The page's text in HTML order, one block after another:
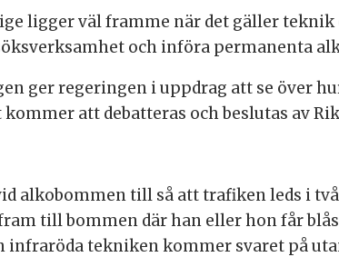
ligger väl framme när det gäller teknik
och införa permanenta
ger regeringen i uppdrag att se över
att debatteras och beslutas av
alkobommen till så att trafiken leds i
till bommen där han eller hon får
tekniken kommer svaret på